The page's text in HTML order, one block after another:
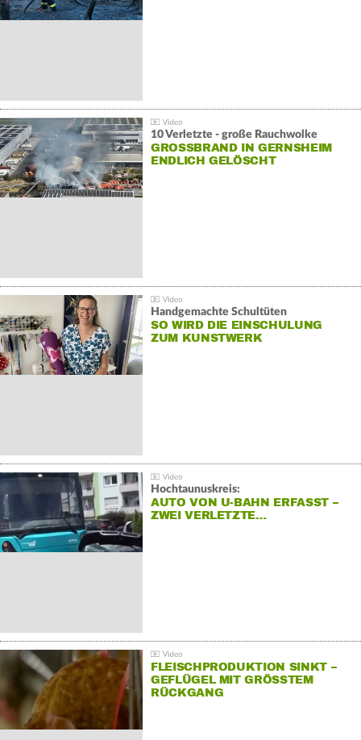
10 Verletzte - große Rauchwolke
GROSSBRAND IN GERNSHEIM E
NDLICH GELÖSCHT
Handgemachte Schultüten
SO WIRD DIE EINSCHULUNG
ZUM KUNSTWERK
Hochtaunuskreis:
AUTO VON U-BAHN ERFASST –
ZWEI VERLETZTE…
FLEISCHPRODUKTION SINKT –
GEFLÜGEL MIT GRÖSSTEM R
ÜCKGANG